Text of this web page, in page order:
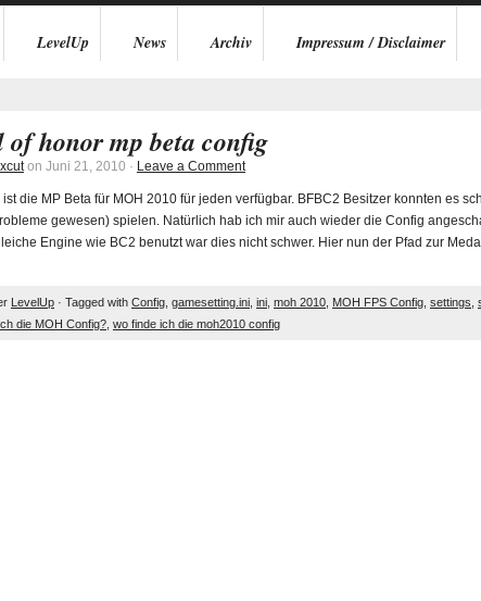
LevelUp News Archiv Impressum / Disclaimer
of honor mp beta config
xcuton Juni 21, 2010 · Leave a Comment
die MP Beta für MOH 2010 für jeden verfügbar. BFBC2 Besitzer konnten es
gewesen) spielen. Natürlich hab ich mir auch wieder die Config
Engine wie BC2 benutzt war dies nicht schwer. Hier nun der Pfad zur
LevelUp · Tagged with Config gamesetting.ini ini moh 2010 MOH FPS Config settings
die MOH Config? wo finde ich die moh2010 config